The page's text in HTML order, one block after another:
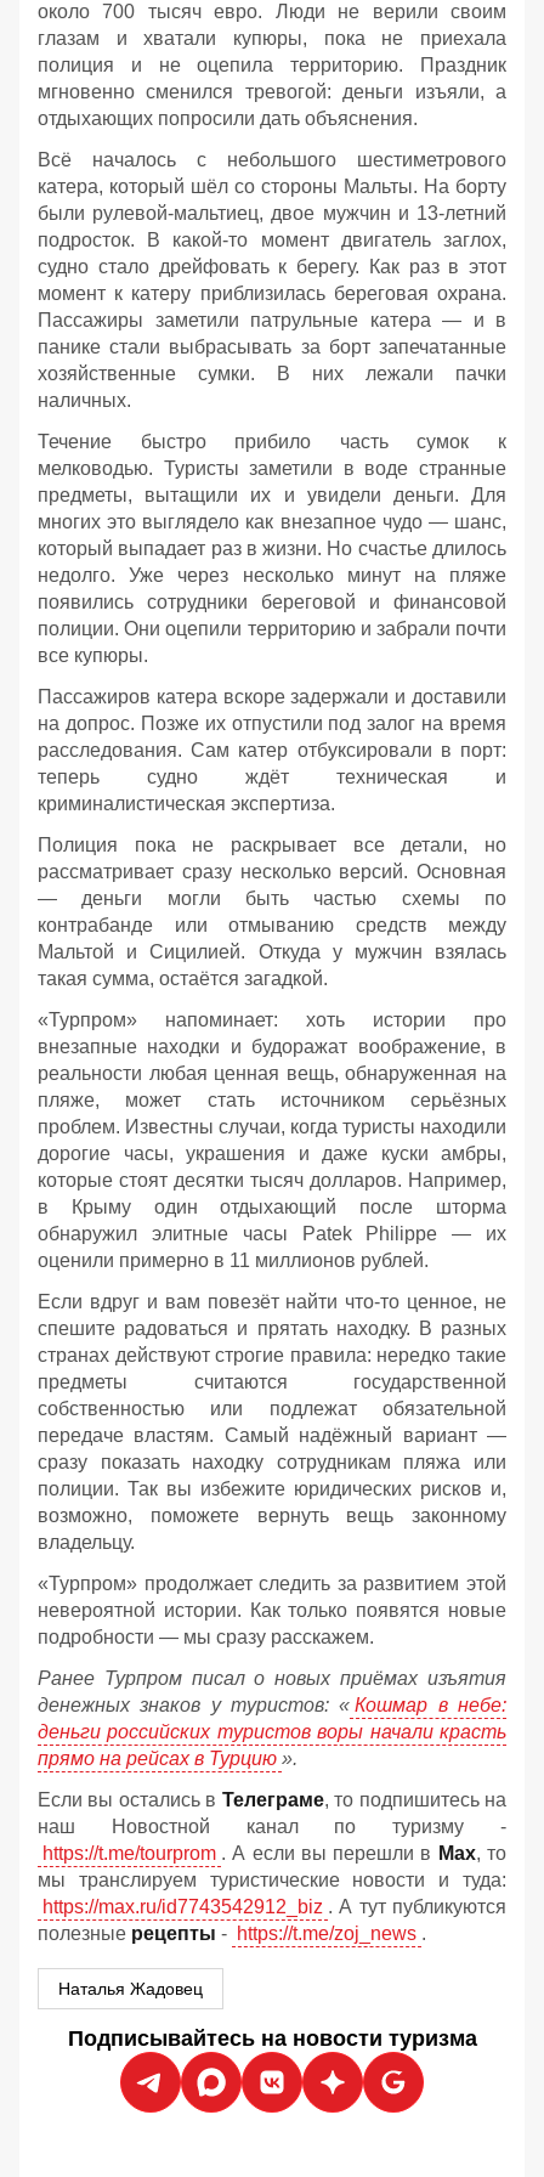
около 700 тысяч евро. Люди не верили своим
глазам и хватали купюры, пока не приехала
полиция и не оцепила территорию. Праздник
мгновенно сменился тревогой: деньги изъяли, а
отдыхающих попросили дать объяснения.
Всё началось с небольшого шестиметрового
катера, который шёл со стороны Мальты. На борту
были рулевой‑мальтиец, двое мужчин и 13‑летний
подросток. В какой‑то момент двигатель заглох,
судно стало дрейфовать к берегу. Как раз в этот
момент к катеру приблизилась береговая охрана.
Пассажиры заметили патрульные катера — и в
панике стали выбрасывать за борт запечатанные
хозяйственные сумки. В них лежали пачки
наличных.
Течение быстро прибило часть сумок к
мелководью. Туристы заметили в воде странные
предметы, вытащили их и увидели деньги. Для
многих это выглядело как внезапное чудо — шанс,
который выпадает раз в жизни. Но счастье длилось
недолго. Уже через несколько минут на пляже
появились сотрудники береговой и финансовой
полиции. Они оцепили территорию и забрали почти
все купюры.
Пассажиров катера вскоре задержали и доставили
на допрос. Позже их отпустили под залог на время
расследования. Сам катер отбуксировали в порт:
теперь судно ждёт техническая и
криминалистическая экспертиза.
Полиция пока не раскрывает все детали, но
рассматривает сразу несколько версий. Основная
— деньги могли быть частью схемы по
контрабанде или отмыванию средств между
Мальтой и Сицилией. Откуда у мужчин взялась
такая сумма, остаётся загадкой.
«Турпром» напоминает: хоть истории про
внезапные находки и будоражат воображение, в
реальности любая ценная вещь, обнаруженная на
пляже, может стать источником серьёзных
проблем. Известны случаи, когда туристы находили
дорогие часы, украшения и даже куски амбры,
которые стоят десятки тысяч долларов. Например,
в Крыму один отдыхающий после шторма
обнаружил элитные часы Patek Philippe — их
оценили примерно в 11 миллионов рублей.
Если вдруг и вам повезёт найти что‑то ценное, не
спешите радоваться и прятать находку. В разных
странах действуют строгие правила: нередко такие
предметы считаются государственной
собственностью или подлежат обязательной
передаче властям. Самый надёжный вариант —
сразу показать находку сотрудникам пляжа или
полиции. Так вы избежите юридических рисков и,
возможно, поможете вернуть вещь законному
владельцу.
«Турпром» продолжает следить за развитием этой
невероятной истории. Как только появятся новые
подробности — мы сразу расскажем.
Ранее Турпром писал о новых приёмах изъятия
денежных знаков у туристов: « Кошмар в небе:
деньги российских туристов воры начали красть
прямо на рейсах в Турцию ».
Если вы остались в Телеграме, то подпишитесь на
наш Новостной канал по туризму -
https://t.me/tourprom . А если вы перешли в Мах, то
мы транслируем туристические новости и туда:
https://max.ru/id7743542912_biz . А тут публикуются
полезные рецепты - https://t.me/zoj_news .
Наталья Жадовец
Подписывайтесь на новости туризма